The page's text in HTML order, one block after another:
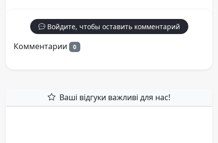
Войдите, чтобы оставить комментарий
Комментарии 0
Ваші відгуки важливі для нас!